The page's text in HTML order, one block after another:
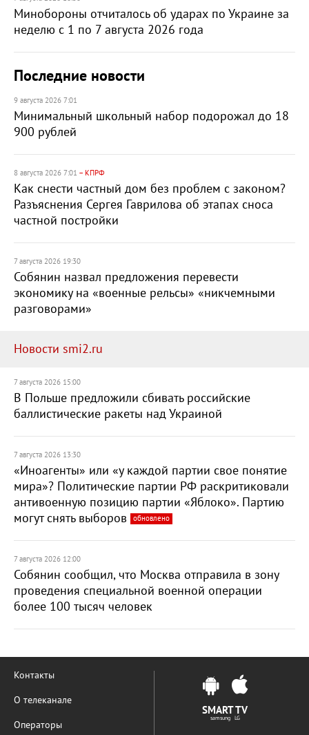
Минобороны отчиталось об ударах по Украине за
неделю с 1 по 7 августа 2026 года
Последние новости
9 августа 2026 7:01
Минимальный школьный набор подорожал до 18
900 рублей
8 августа 2026 7:01 – КПРФ
Как снести частный дом без проблем с законом?
Разъяснения Сергея Гаврилова об этапах сноса
частной постройки
7 августа 2026 19:30
Собянин назвал предложения перевести
экономику на «военные рельсы» «никчемными
разговорами»
Новости smi2.ru
7 августа 2026 15:00
В Польше предложили сбивать российские
баллистические ракеты над Украиной
7 августа 2026 13:30
«Иноагенты» или «у каждой партии свое понятие
мира»? Политические партии РФ раскритиковали
антивоенную позицию партии «Яблоко». Партию
могут снять выборов
обновлено
7 августа 2026 12:00
Собянин сообщил, что Москва отправила в зону
проведения специальной военной операции
более 100 тысяч человек
Контакты
О телеканале
Операторы
SMART TV
samsung LG